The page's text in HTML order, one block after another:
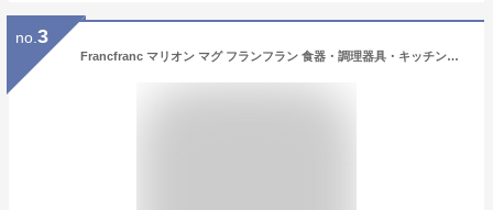
no. 3
Francfranc マリオン マグ フランフラン 食器・調理器具・キッチン用品 グラス・マグカップ・タンブラー グレー